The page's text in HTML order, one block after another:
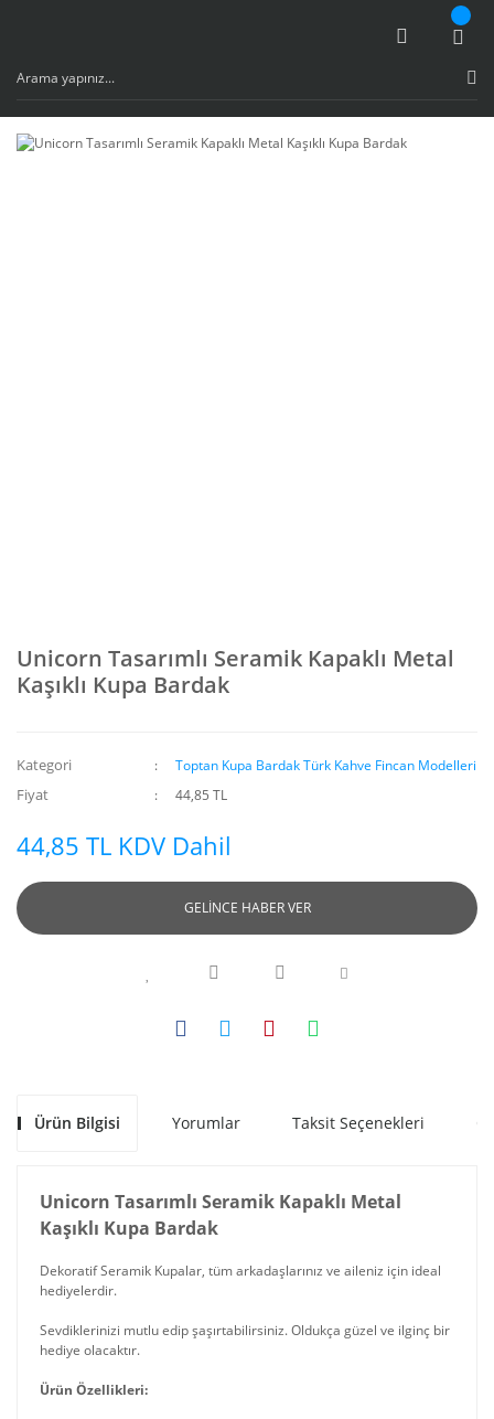
Unicorn Tasarımlı Seramik Kapaklı Metal
Kaşıklı Kupa Bardak
Kategori Toptan Kupa Bardak Türk Kahve Fincan Modelleri
Fiyat 44,85 TL
44,85 TL KDV Dahil
GELİNCE HABER VER
Ürün Bilgisi Yorumlar Taksit Seçenekleri
Unicorn Tasarımlı Seramik Kapaklı Metal
Kaşıklı Kupa Bardak
Dekoratif Seramik Kupalar, tüm arkadaşlarınız ve aileniz için ideal
hediyelerdir.
Sevdiklerinizi mutlu edip şaşırtabilirsiniz. Oldukça güzel ve ilginç bir
hediye olacaktır.
Ürün Özellikleri: